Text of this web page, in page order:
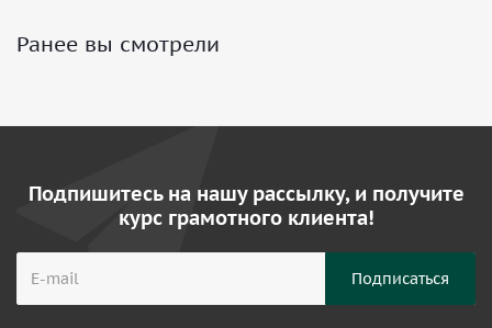
Ранее вы смотрели
Подпишитесь на нашу рассылку, и получите
курс грамотного клиента!